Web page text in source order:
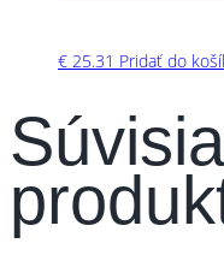
€ 25.31 Pridať do